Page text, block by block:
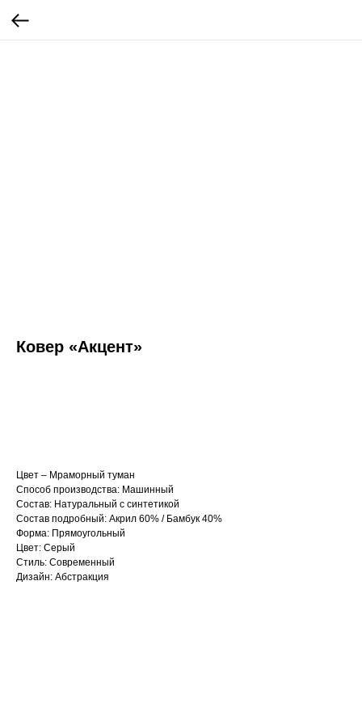
Ковер «Акцент»
Цвет – Мраморный туман
Способ производства: Машинный
Состав: Натуральный с синтетикой
Состав подробный: Акрил 60% / Бамбук 40%
Форма: Прямоугольный
Цвет: Серый
Стиль: Современный
Дизайн: Абстракция